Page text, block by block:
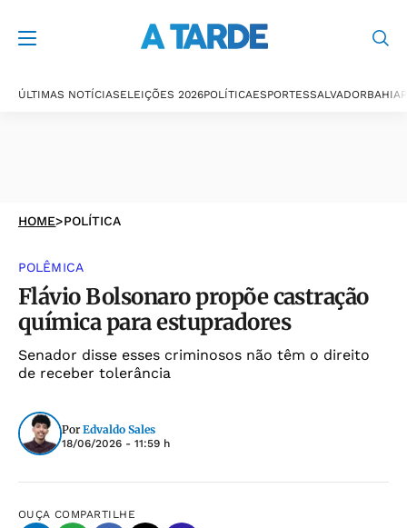
ÚLTIMAS NOTÍCIASELEIÇÕES 2026POLÍTICAESPORTESSALVADORBAHIA
HOME>POLÍTICA
POLÊMICA
Flávio Bolsonaro propõe castração
química para estupradores
Senador disse esses criminosos não têm o direito
de receber tolerância
Por Edvaldo Sales
18/06/2026 - 11:59 h
OUÇA COMPARTILHE